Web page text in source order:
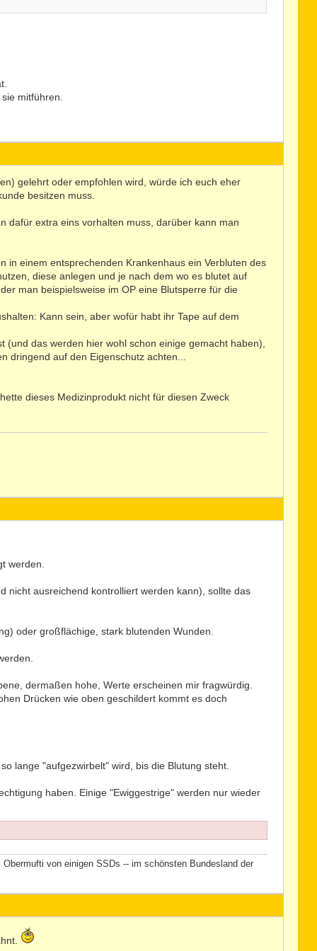
mitführen.
gelehrt oder empfohlen wird, würde ich euch eher
besitzen muss.
dafür extra eins vorhalten muss, darüber kann man
in einem entsprechenden Krankenhaus ein Verbluten des
diese anlegen und je nach dem wo es blutet auf
man beispielsweise im OP eine Blutsperre für die
Kann sein, aber wofür habt ihr Tape auf dem
(und das werden hier wohl schon einige gemacht haben),
dringend auf den Eigenschutz achten...
dieses Medizinprodukt nicht für diesen Zweck
werden.
nicht ausreichend kontrolliert werden kann), sollte das
oder großflächige, stark blutenden Wunden.
dermaßen hohe, Werte erscheinen mir fragwürdig.
Drücken wie oben geschildert kommt es doch
lange "aufgezwirbelt" wird, bis die Blutung steht.
haben. Einige "Ewiggestrige" werden nur wieder
von einigen SSDs -- im schönsten Bundesland der